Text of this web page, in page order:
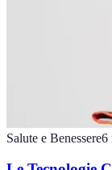
Salute e Benessere6